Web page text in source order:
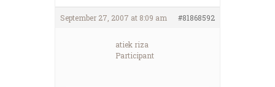
September 27, 2007 at 8:09 am #81868592
atiek riza
Participant